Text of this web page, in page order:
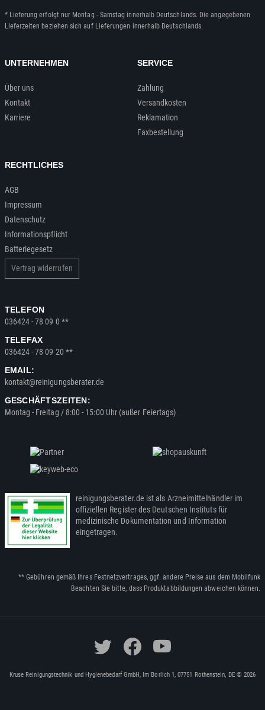
* Lieferung erfolgt nur Montag - Samstag innerhalb Deutschlands. Die angegebenen
Lieferzeiten beziehen sich auf Lieferungen innerhalb Deutschlands.
UNTERNEHMEN
Über uns
Kontakt
Karriere
SERVICE
Zahlung
Versandkosten
Reklamation
Faxbestellung
RECHTLICHES
AGB
Impressum
Datenschutz
Informationspflicht
Batteriegesetz
Vertrag widerrufen
TELEFON
036424 - 78 09 0 **
TELEFAX
036424 - 78 09 20 **
EMAIL:
kontakt@reinigungsberater.de
GESCHÄFTSZEITEN:
Montag - Freitag / 8:00 - 15:00 Uhr (außer Feiertags)
reinigungsberater.de ist als Arzneimittelhändler im
offiziellen Register des Deutschen Instituts für
medizinische Dokumentation und Information
eingetragen.
** Gebühren gemäß Ihres Festnetzvertrages, ggf. andere Preise aus dem Mobilfunk
Beachten Sie bitte, dass Produktabbildungen abweichen können.
Kruse Reinigungstechnik und Hygienebedarf GmbH, Im Borlich 1, 07751 Rothenstein, DE © 2026